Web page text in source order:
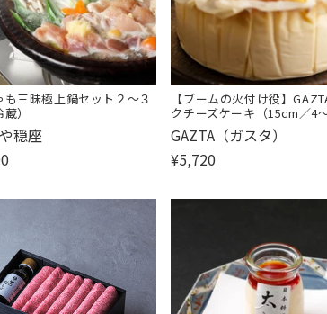
も三昧極上鍋セット２～３
）
穏座
【ブームの火付け役】
クチーズケーキ（15cm／4～
販
売
元:
GAZTA（ガスタ）
¥5,720